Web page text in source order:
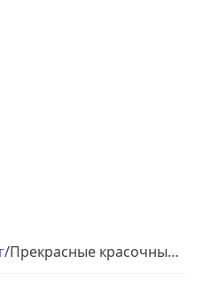
/ Прекрасные красочные открытки анимация